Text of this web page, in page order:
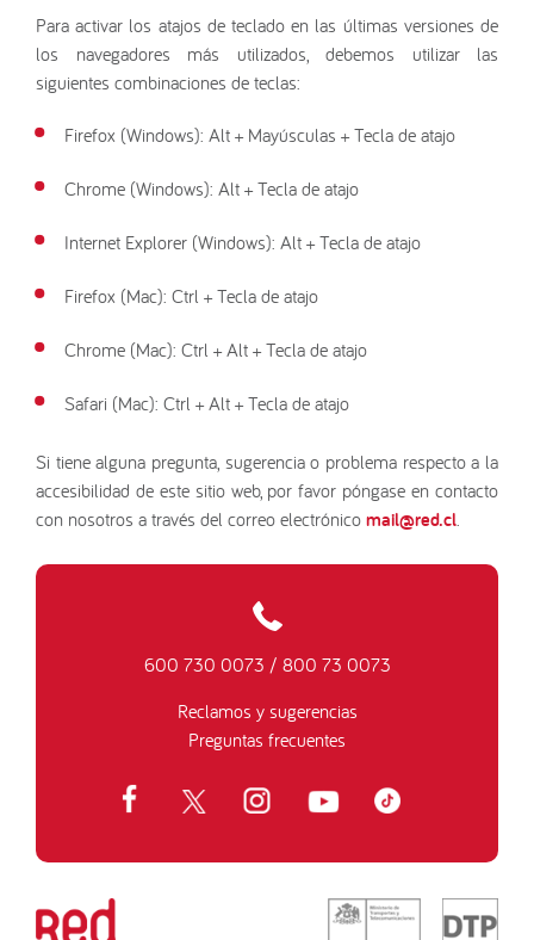
Para activar los atajos de teclado en las últimas versiones de
los navegadores más utilizados, debemos utilizar las
siguientes combinaciones de teclas:
Firefox (Windows): Alt + Mayúsculas + Tecla de atajo
Chrome (Windows): Alt + Tecla de atajo
Internet Explorer (Windows): Alt + Tecla de atajo
Firefox (Mac): Ctrl + Tecla de atajo
Chrome (Mac): Ctrl + Alt + Tecla de atajo
Safari (Mac): Ctrl + Alt + Tecla de atajo
Si tiene alguna pregunta, sugerencia o problema respecto a la
accesibilidad de este sitio web, por favor póngase en contacto
con nosotros a través del correo electrónico mail@red.cl
600 730 0073 / 800 73 0073
Reclamos y sugerencias
Preguntas frecuentes